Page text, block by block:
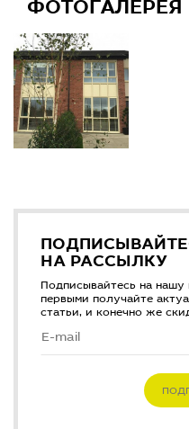
ФОТОГАЛЕРЕЯ
НА РАССЫЛКУ
Подписывайтесь на
первыми получайте
статьи, и конечно же